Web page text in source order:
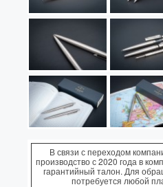
В связи с переходом
производство с 2020 года в
гарантийный талон. Для
потребуется любой